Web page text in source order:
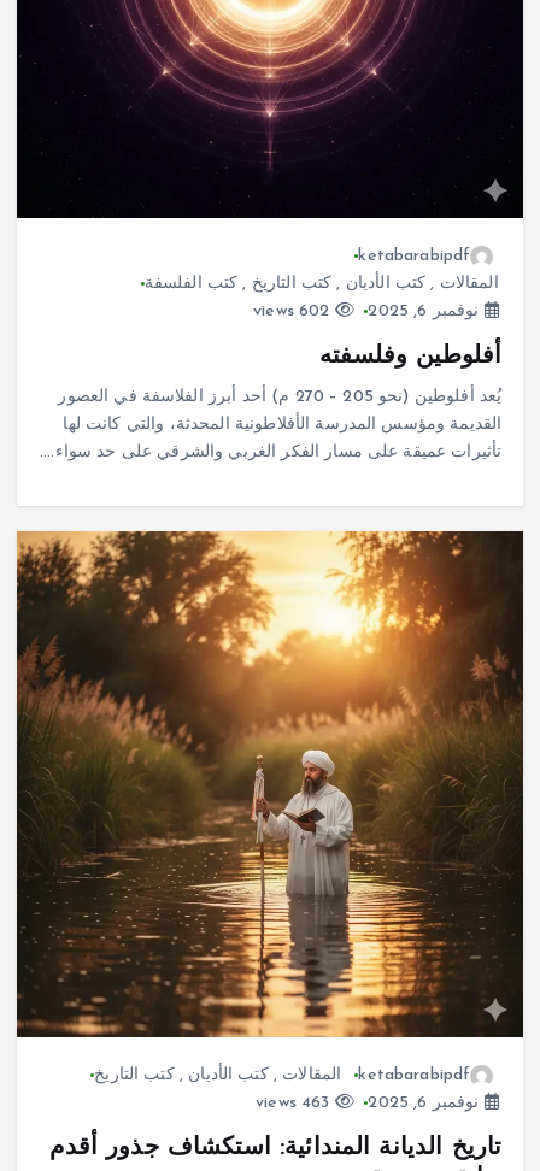
ketabarabipdf
المقالات , كتب الأديان , كتب التاريخ , كتب الفلسفة
نوفمبر 6, 2025
أفلوطين وفلسفته
يُعد أفلوطين (نحو 205 – 270 م) أحد أبرز الفلاسفة في العصور
القديمة ومؤسس المدرسة الأفلاطونية المحدثة، والتي كانت لها
تأثيرات عميقة على مسار الفكر الغربي والشرقي على حد سواء.…
ketabarabipdf المقالات ,كتب الأديان ,كتب التاريخ
نوفمبر 6, 2025
تاريخ الديانة المندائية: استكشاف جذور أقدم